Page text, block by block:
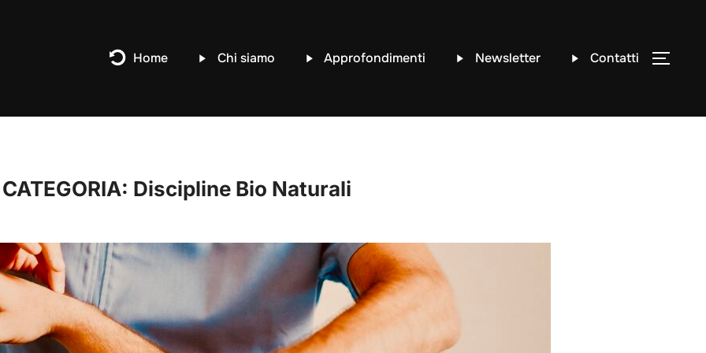
Home Chi siamo Approfondimenti Newsletter Contatti APRI/
CATEGORIA: Discipline Bio Naturali